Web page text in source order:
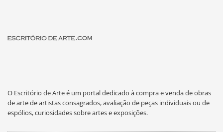
O Escritório de Arte é um portal dedicado à compra e venda de obras
de arte de artistas consagrados, avaliação de peças individuais ou de
espólios, curiosidades sobre artes e exposições.